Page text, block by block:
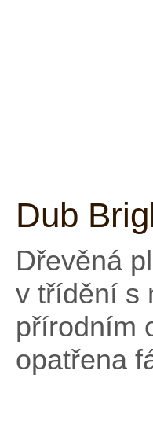
Dub
Dřevěná
v třídění s
přírodním
opatřena